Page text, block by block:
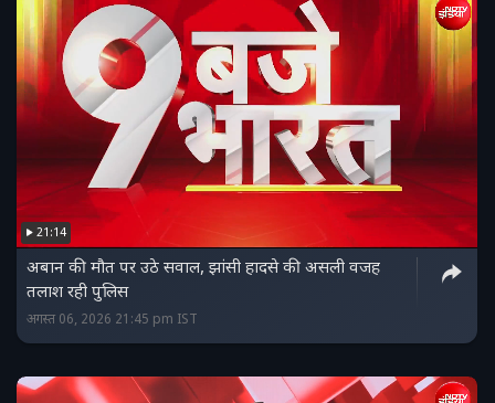
21:14
अबान की मौत पर उठे सवाल, झांसी हादसे की असली वजह
तलाश रही पुलिस
अगस्त 06, 2026 21:45 pm IST